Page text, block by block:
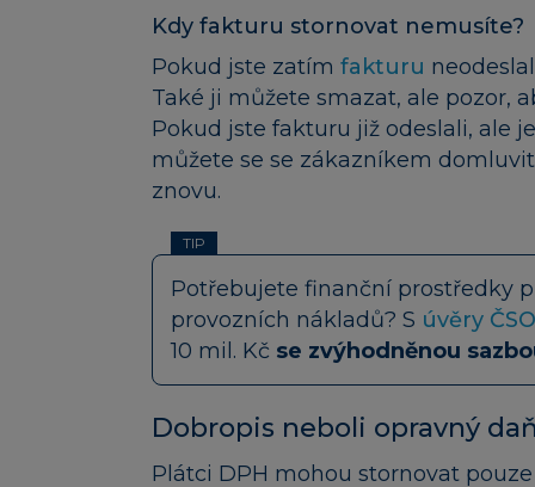
Kdy fakturu stornovat nemusíte?
Pokud jste zatím fakturu
Také ji můžete smazat, ale pozor,
Pokud jste fakturu již odeslali, ale
můžete se se zákazníkem
znovu.
TIP
Potřebujete finanční prostředky
provozních nákladů? S úvěry
10 mil. Kč se zvýhodněnou
Dobropis neboli opravný
Plátci DPH mohou stornovat pouze